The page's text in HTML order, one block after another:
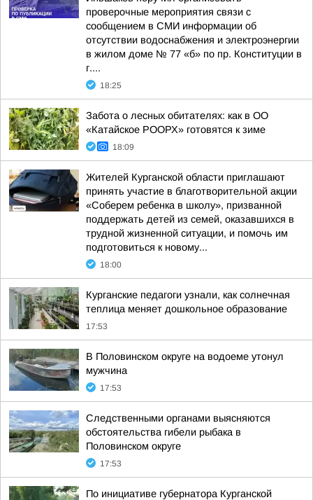
проверочные мероприятия связи с
сообщением в СМИ информации об
отсутствии водоснабжения и электроэнергии
в жилом доме № 77 «б» по пр. Конституции в
г....
18:25
Забота о лесных обитателях: как в ОО
«Катайское РООРХ» готовятся к зиме
18:09
Жителей Курганской области приглашают
принять участие в благотворительной акции
«Соберем ребенка в школу», призванной
поддержать детей из семей, оказавшихся в
трудной жизненной ситуации, и помочь им
подготовиться к новому...
18:00
Курганские педагоги узнали, как солнечная
теплица меняет дошкольное образование
17:53
В Половинском округе на водоеме утонул
мужчина
17:53
Следственными органами выясняются
обстоятельства гибели рыбака в
Половинском округе
17:53
По инициативе губернатора Курганской